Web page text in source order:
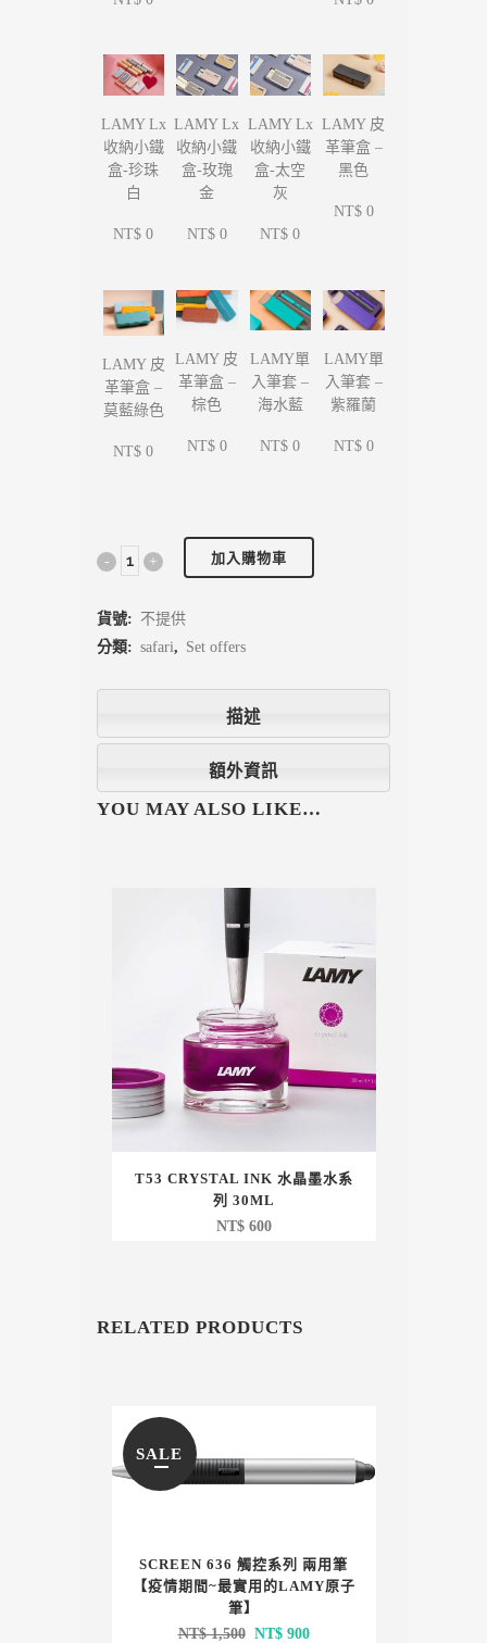
LAMY Lx
收納小鐵
盒-珍珠
白
NT$ 0
LAMY Lx
收納小鐵
盒-玫瑰
金
NT$ 0
LAMY Lx
收納小鐵
盒-太空
灰
NT$ 0
LAMY 皮
革筆盒 –
黑色
NT$ 0
LAMY 皮
革筆盒 –
莫藍綠色
NT$ 0
LAMY 皮
革筆盒 –
棕色
NT$ 0
LAMY單
入筆套 –
海水藍
NT$ 0
LAMY單
入筆套 –
紫羅蘭
NT$ 0
加入購物車
貨號: 不提供
分類: safari, Set offers
描述
額外資訊
YOU MAY ALSO LIKE…
T53 CRYSTAL INK 水晶墨水系
列 30ML
NT$600
RELATED PRODUCTS
SALE
SCREEN 636 觸控系列 兩用筆
【疫情期間~最實用的LAMY原子
筆】
NT$1,500 原
NT$900目